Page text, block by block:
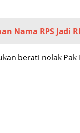
Nama RPS Jadi
berati nolak